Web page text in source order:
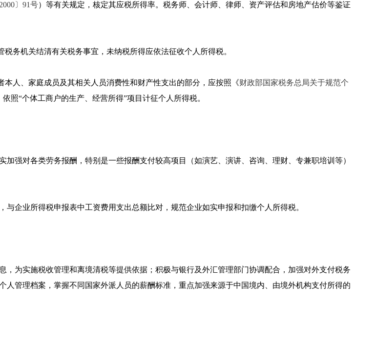
〕91号）等有关规定，核定其应税所得率。税务师、会计师、律师、资产评估和房地产估价等鉴证
务机关结清有关税务事宜，未纳税所得应依法征收个人所得税。
人、家庭成员及其相关人员消费性和财产性支出的部分，应按照《财政部国家税务总局关于规范个
照“个体工商户的生产、经营所得”项目计征个人所得税。
强对各类劳务报酬，特别是一些报酬支付较高项目（如演艺、演讲、咨询、理财、专兼职培训等）
企业所得税申报表中工资费用支出总额比对，规范企业如实申报和扣缴个人所得税。
为实施税收管理和离境清税等提供依据；积极与银行及外汇管理部门协调配合，加强对外支付税务
管理档案，掌握不同国家外派人员的薪酬标准，重点加强来源于中国境内、由境外机构支付所得的